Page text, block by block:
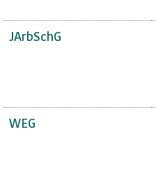
JArbSchG
WEG